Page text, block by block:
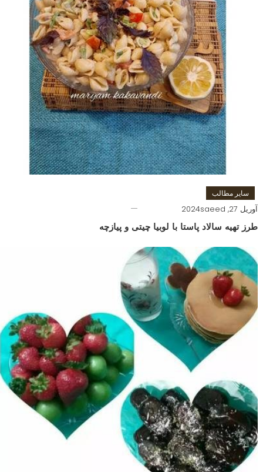
سایر مطالب
آوریل 27, 2024 saeed
طرز تهیه سالاد پاستا با لوبیا چیتی و پیازچه